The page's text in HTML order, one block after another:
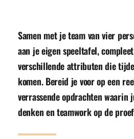
Samen met je team van vier
aan je eigen speeltafel,
verschillende attributen die
komen. Bereid je voor op een
verrassende opdrachten waarin
denken en teamwork op de